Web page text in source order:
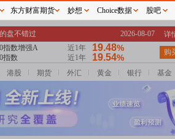
港股 期货 外汇 黄金 银行 基金
东方财富期货 妙想 Choice数据 股吧